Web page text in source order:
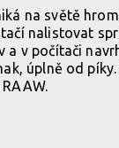
na světě
nalistovat
a v počítači
úplně od